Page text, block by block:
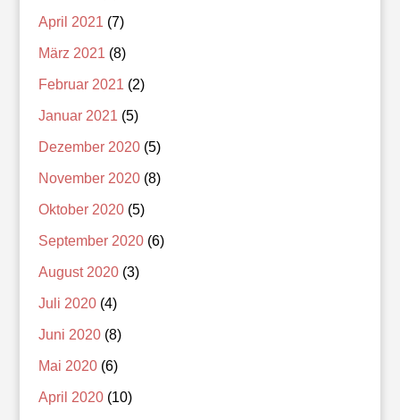
April 2021 (7)
März 2021 (8)
Februar 2021 (2)
Januar 2021 (5)
Dezember 2020(5)
November 2020(8)
Oktober 2020(5)
September 2020(6)
August 2020(3)
Juli 2020(4)
Juni 2020(8)
Mai 2020(6)
April 2020(10)